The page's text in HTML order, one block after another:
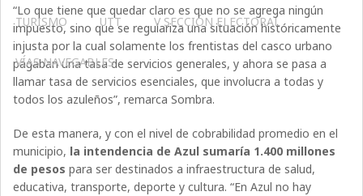
TURISMO UTT V SECCIÓN ELECTORAL
VÍAS NAVEGABLES
“Lo que tiene que quedar claro es que no se agrega ningún
impuesto, sino que se regulariza una situación históricamente
injusta por la cual solamente los frentistas del casco urbano
pagaban una tasa de servicios generales, y ahora se pasa a
llamar tasa de servicios esenciales, que involucra a todas y
todos los azuleños”, remarca Sombra.
De esta manera, y con el nivel de cobrabilidad promedio en el
municipio, la intendencia de Azul sumaría 1.400 millones
de pesos para ser destinados a infraestructura de salud,
educativa, transporte, deporte y cultura. “En Azul no hay